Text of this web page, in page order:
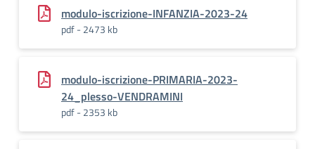
modulo-iscrizione-INFANZIA-2023-24
pdf - 2473 kb
modulo-iscrizione-PRIMARIA-2023-
24_plesso-VENDRAMINI
pdf - 2353 kb